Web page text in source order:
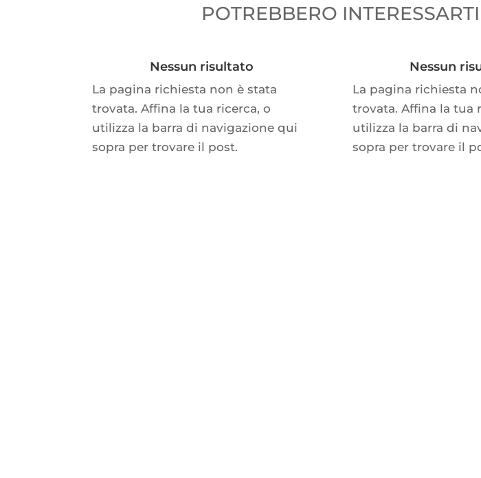
POTREBBERO
Nessun risultato
La pagina richiesta non è stata
trovata. Affina la tua ricerca, o
utilizza la barra di navigazione qui
sopra per trovare il post.
Nessun
La pagina richiesta
trovata. Affina la tua
utilizza la barra di
sopra per trovare il